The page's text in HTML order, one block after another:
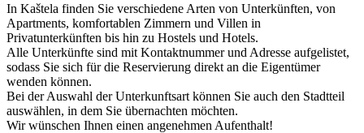
In Kaštela finden Sie verschiedene Arten von Unterkünften, von
Apartments, komfortablen Zimmern und Villen in
Privatunterkünften bis hin zu Hostels und Hotels.
Alle Unterkünfte sind mit Kontaktnummer und Adresse aufgelistet,
sodass Sie sich für die Reservierung direkt an die Eigentümer
wenden können.
Bei der Auswahl der Unterkunftsart können Sie auch den Stadtteil
auswählen, in dem Sie übernachten möchten.
Wir wünschen Ihnen einen angenehmen Aufenthalt!